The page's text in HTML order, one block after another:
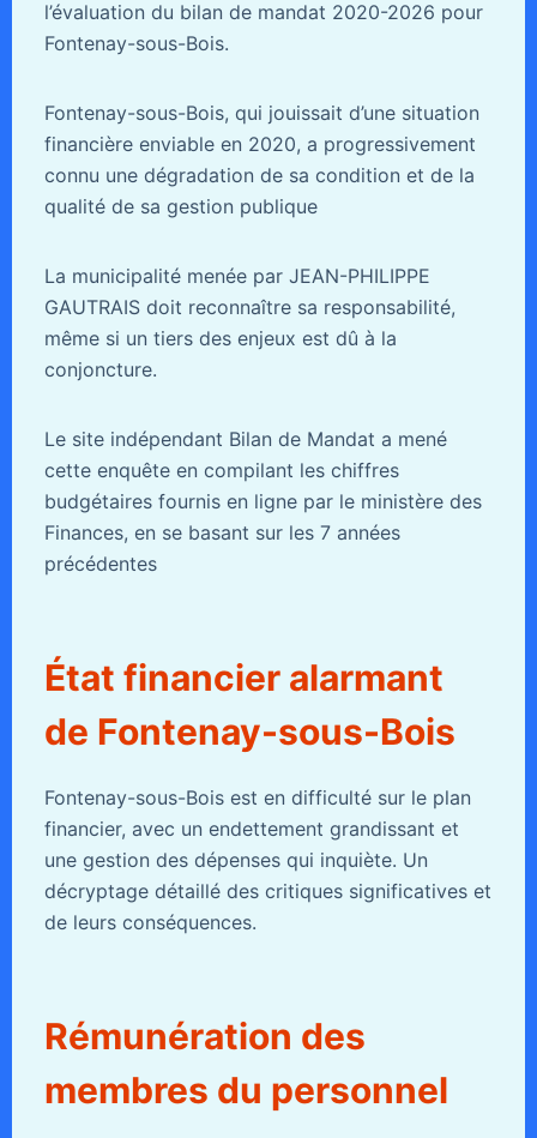
l’évaluation du bilan de mandat 2020-2026 pour
Fontenay-sous-Bois.
Fontenay-sous-Bois, qui jouissait d’une situation
financière enviable en 2020, a progressivement
connu une dégradation de sa condition et de la
qualité de sa gestion publique
La municipalité menée par JEAN-PHILIPPE
GAUTRAIS doit reconnaître sa responsabilité,
même si un tiers des enjeux est dû à la
conjoncture.
Le site indépendant Bilan de Mandat a mené
cette enquête en compilant les chiffres
budgétaires fournis en ligne par le ministère des
Finances, en se basant sur les 7 années
précédentes
État financier alarmant
de Fontenay-sous-Bois
Fontenay-sous-Bois est en difficulté sur le plan
financier, avec un endettement grandissant et
une gestion des dépenses qui inquiète. Un
décryptage détaillé des critiques significatives et
de leurs conséquences.
Rémunération des
membres du personnel